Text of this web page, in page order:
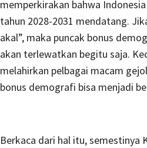
memperkirakan bahwa
tahun 2028-2031 mendatang.
akal”, maka puncak bonus
akan terlewatkan begitu saja.
melahirkan pelbagai macam
bonus demografi bisa menjadi
Berkaca dari hal itu, semestinya